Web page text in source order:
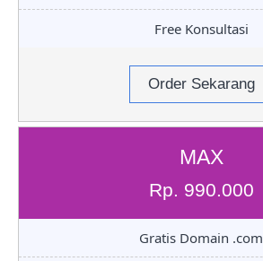
Free Konsultasi
Order Sekarang
MAX
Rp. 990.000
Gratis Domain .com